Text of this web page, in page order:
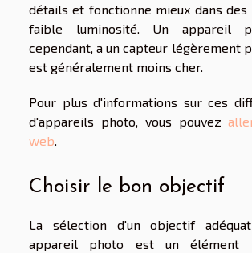
détails et fonctionne mieux dans des
faible luminosité. Un appareil
cependant, a un capteur légèrement
est généralement moins cher.
Pour plus d'informations sur ces
d'appareils photo, vous pouvez
web.
Choisir le bon objectif
La sélection d'un objectif
appareil photo est un élément